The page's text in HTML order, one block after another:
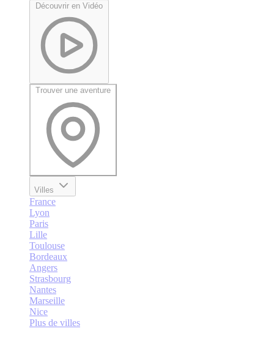
Découvrir en Vidéo
Trouver une aventure
Villes
France
Lyon
Paris
Lille
Toulouse
Bordeaux
Angers
Strasbourg
Nantes
Marseille
Nice
Plus de villes